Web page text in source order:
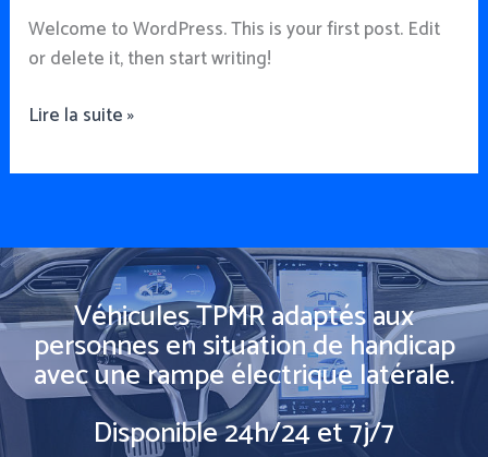
Welcome to WordPress. This is your first post. Edit
or delete it, then start writing!
Lire la suite »
Véhicules TPMR adaptés aux
personnes en situation de handicap
avec une rampe électrique latérale.
Disponible 24h/24 et 7j/7